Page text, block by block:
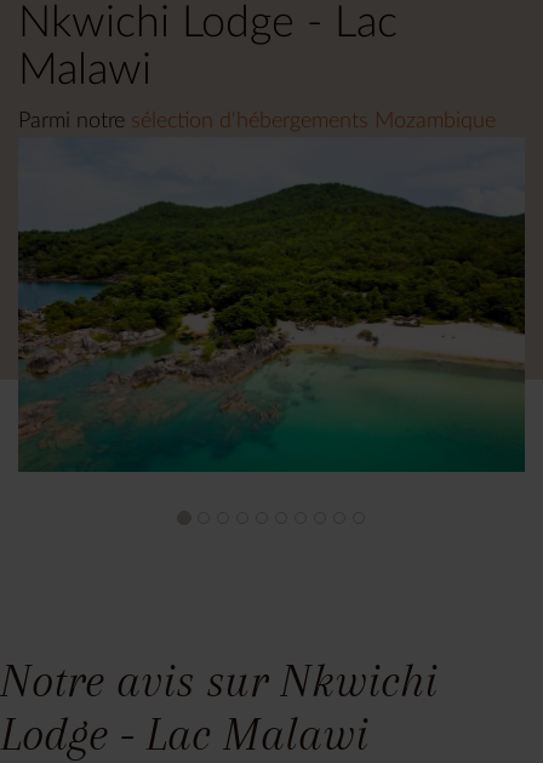
Nkwichi Lodge - Lac
Malawi
Parmi notre sélection d'hébergements Mozambique
Notre avis sur Nkwichi
Lodge - Lac Malawi